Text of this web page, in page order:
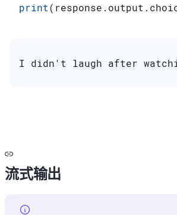
print
I didn't laugh after
流式输出